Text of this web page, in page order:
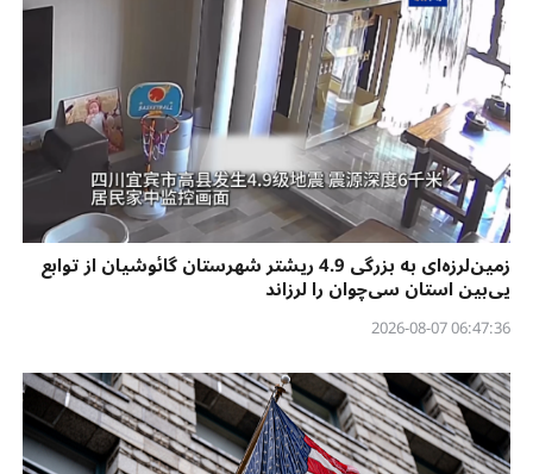
زمین‌لرزه‌ای به بزرگی 4.9 ریشتر شهرستان گائوشیان از توابع
یی‌بین استان سی‌چوان را لرزاند
06:47:36 2026-08-07